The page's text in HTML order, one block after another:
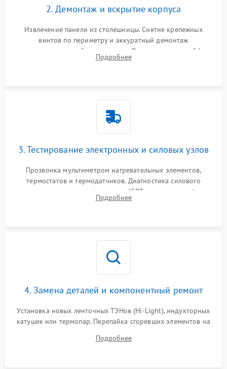
2. Демонтаж и вскрытие корпуса
Извлечение панели из столешницы. Снятие крепежных
винтов по периметру и аккуратный демонтаж
стеклокерамической поверхности. Отсоединение шлейфов
сенсорного блока для доступа к силовым платам, катушкам
Подробнее
3. Тестирование электронных и силовых узлов
Прозвонка мультиметром нагревательных элементов,
термостатов и термодатчиков. Диагностика силового
модуля, реле, диодных мостов и IGBT-транзисторов (для
индукции). Проверка кранов и газ-контроля (для газовых
Подробнее
4. Замена деталей и компонентный ремонт
Установка новых ленточных ТЭНов (Hi-Light), индукторных
катушек или термопар. Перепайка сгоревших элементов на
дорожек. Очистка контактов и замена поврежденной
Подробнее